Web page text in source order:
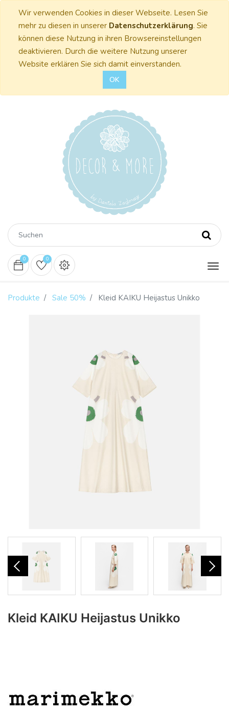
Wir verwenden Cookies in dieser Webseite. Lesen Sie
mehr zu diesen in unserer Datenschutzerklärung. Sie
können diese Nutzung in ihren Browsereinstellungen
deaktivieren. Durch die weitere Nutzung unserer
Website erklären Sie sich damit einverstanden.
OK
0 0
Produkte Sale 50% Kleid KAIKU Heijastus Unikko
Kleid KAIKU Heijastus Unikko